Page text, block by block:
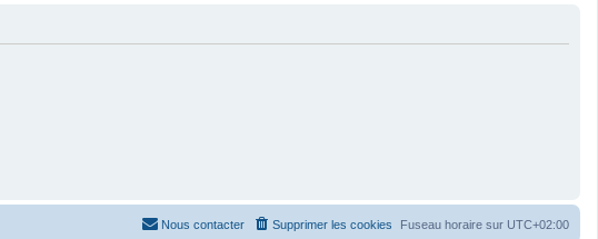
Fuseau horaire sur UTC+02:00
Supprimer les cookies
Nous contacter